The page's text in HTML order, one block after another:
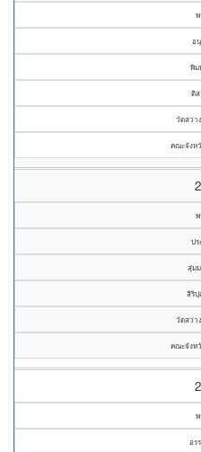
พ
อ
พิม
ติส
วัดสว่า
คณะจังห
พ
ปร
สุ่ม
สิริ
วัดสว่า
คณะจังห
พ
อร